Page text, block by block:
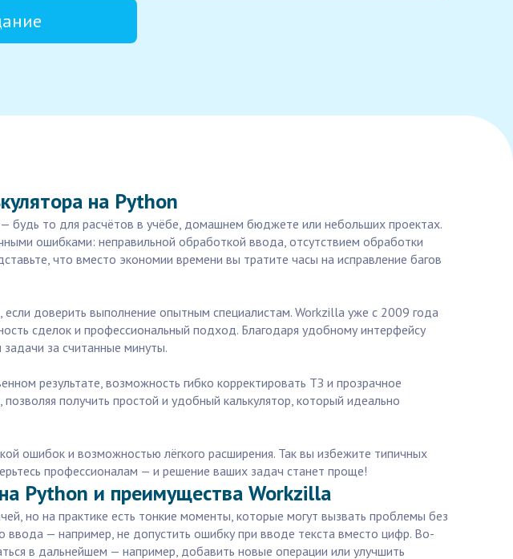
на Python
будь то для расчётов в учёбе, домашнем бюджете или небольших проектах.
ошибками: неправильной обработкой ввода, отсутствием обработки
что вместо экономии времени вы тратите часы на исправление багов
доверить выполнение опытным специалистам. Workzilla уже с 2009 года
сделок и профессиональный подход. Благодаря удобному интерфейсу
за считанные минуты.
результате, возможность гибко корректировать ТЗ и прозрачное
получить простой и удобный калькулятор, который идеально
ошибок и возможностью лёгкого расширения. Так вы избежите типичных
профессионалам — и решение ваших задач станет проще!
Python и преимущества Workzilla
но на практике есть тонкие моменты, которые могут вызвать проблемы без
— например, не допустить ошибку при вводе текста вместо цифр. Во-
в дальнейшем — например, добавить новые операции или улучшить